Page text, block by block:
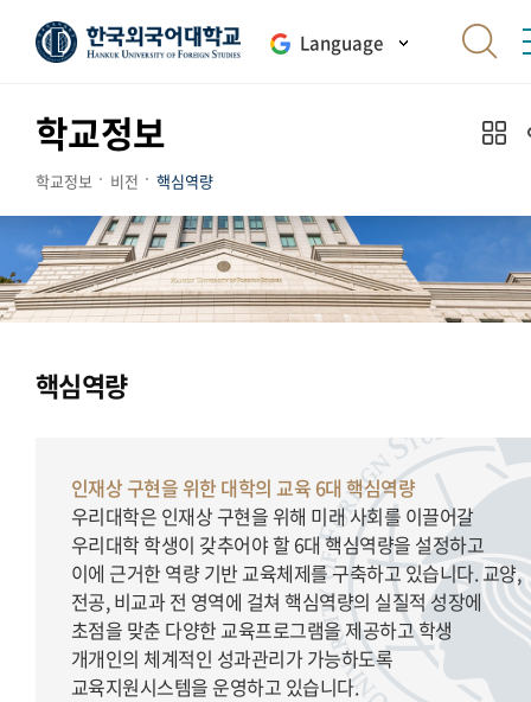
Language
학교정보
학교정보 비전 핵심역량
핵심역량
인재상 구현을 위한 대학의 교육 6대 핵심역량
우리대학은 인재상 구현을 위해 미래 사회를 이끌어갈
우리대학 학생이 갖추어야 할 6대 핵심역량을 설정하고
이에 근거한 역량 기반 교육체제를 구축하고 있습니다. 교양,
전공, 비교과 전 영역에 걸쳐 핵심역량의 실질적 성장에
초점을 맞춘 다양한 교육프로그램을 제공하고 학생
개개인의 체계적인 성과관리가 가능하도록
교육지원시스템을 운영하고 있습니다.